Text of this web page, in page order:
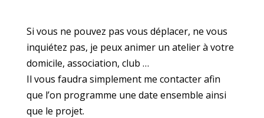
Si vous ne pouvez pas vous déplacer, ne vous
inquiétez pas, je peux animer un atelier à votre
domicile, association, club …
Il vous faudra simplement me contacter afin
que l’on programme une date ensemble ainsi
que le projet.